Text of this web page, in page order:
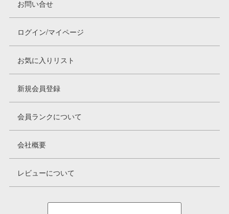
お問い合せ
ログイン/マイページ
お気に入りリスト
新規会員登録
会員ランクについて
会社概要
レビューについて